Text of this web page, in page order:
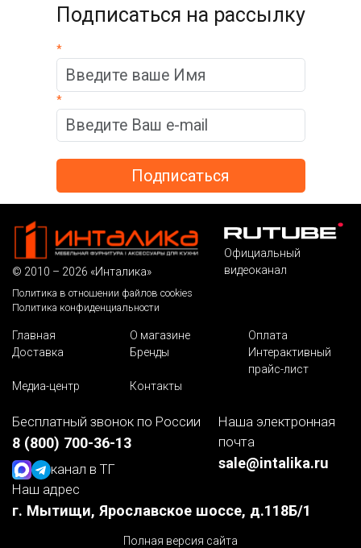
Подписаться на рассылку
*
*
© 2010 – 2026 «Инталика»
Политика в отношении файлов cookies
Политика конфиденциальности
Официальный
видеоканал
Главная О магазине
Оплата
Доставка
Бренды
Интерактивный
прайс-лист
Медиа-центр
Контакты
Бесплатный звонок по России
8 (800) 700-36-13
канал в ТГ
Наша электронная
почта
sale@intalika.ru
Наш адрес
г. Мытищи, Ярославское шоссе, д.118Б/1
Полная версия сайта